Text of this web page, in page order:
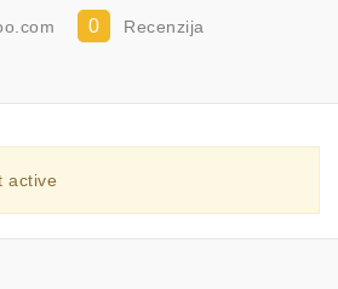
0 Recenzija
active